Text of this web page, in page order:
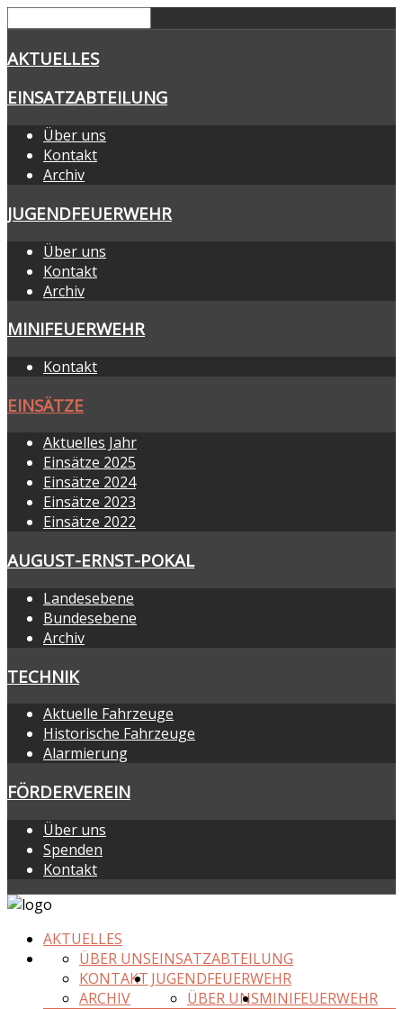
AKTUELLES
EINSATZABTEILUNG
Über uns
Kontakt
Archiv
JUGENDFEUERWEHR
Über uns
Kontakt
Archiv
MINIFEUERWEHR
Kontakt
EINSÄTZE
Aktuelles Jahr
Einsätze 2025
Einsätze 2024
Einsätze 2023
Einsätze 2022
AUGUST-ERNST-POKAL
Landesebene
Bundesebene
Archiv
TECHNIK
Aktuelle Fahrzeuge
Historische Fahrzeuge
Alarmierung
FÖRDERVEREIN
Über uns
Spenden
Kontakt
AKTUELLES
EINSATZABTEILUNG
ÜBER UNS
KONTAKT
ARCHIV
JUGENDFEUERWEHR
ÜBER UNSMINIFEUERWEHR